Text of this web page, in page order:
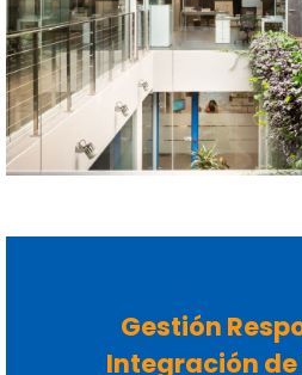
Gestión
Integración